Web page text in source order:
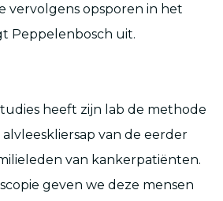
vervolgens opsporen in het
Peppelenbosch uit.
heeft zijn lab de methode
van de eerder
van kankerpatiënten.
geven we deze mensen